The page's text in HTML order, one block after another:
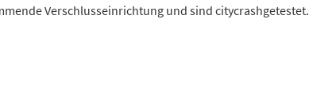
Verschlusseinrichtung und sind citycrashgetestet.